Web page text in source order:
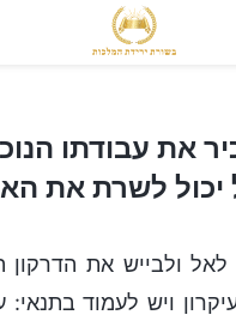
הנוכחית של האל יכול לשרת
את עבודתו
יכול לשרת את
ולבייש את הדרקון
ויש לעמוד בתנאי: